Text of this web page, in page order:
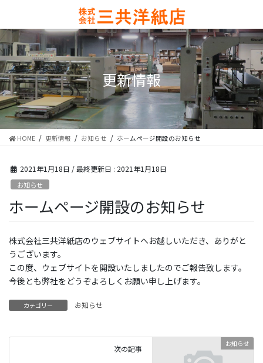
テ
ン
ツ
に
移
動
ゲ
ー
シ
ョ
ン
に
移
動
更新情報
HOME 更新情報 お知らせ ホームページ開設のお知らせ
2021年1月18日 / 最終更新日 : 2021年1月18日
お知らせ
ホームページ開設のお知らせ
株式会社三共洋紙店のウェブサイトへお越しいただき、ありがと
うございます。
この度、ウェブサイトを開設いたしましたのでご報告致します。
今後とも弊社をどうぞよろしくお願い申し上げます。
カテゴリー お知らせ
お知らせ
次の記事